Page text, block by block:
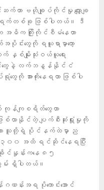
က်ဟာ ဗဟိုချုပ်ကိုင်မှု လျှော့ချ
န်ရက်တစ်ခု ဖြစ်ပါတယ်။ ဒီ
အဓိက ကြိုးကိုင်စီမံနေတာ
င်းတွေကို ရယူရာမှာတော့
စ်မျိုးသုံးဝယ်ယူရေး
ောင်တွေနဲ့ လက်ဘနွန်နိုင်ငံ
ေကို အားကိုးနေရတာ ဖြစ်ပါ
က် ကုန်ကျစရိတ်တွေဟာ
စ်လာနိုင်တဲ့ ပျက်စီးဆုံးရှုံးမှုကို
းဟာ သူတို့ရဲ့ ပိုင်နက်ထဲမှာ ည
၃၀၀ အထိ ရင်ဆိုင်နေရပြီး
င်နှုန်းကနေ ၈၅
မ်း ရှိပါတယ်။
ဏန်းအရ ပိုကောင်းအောင်